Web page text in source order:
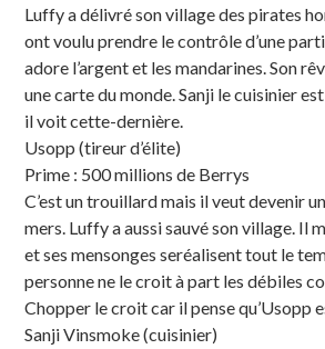
Luffy a délivré son village des pirates
ont voulu prendre le contrôle d’une
adore l’argent et les mandarines. Son
une carte du monde. Sanji le cuisinier
il voit cette-dernière.
Usopp (tireur d’élite)
Prime : 500 millions de Berrys
C’est un trouillard mais il veut devenir
mers. Luffy a aussi sauvé son village. Il
et ses mensonges seréalisent tout le
personne ne le croit à part les débiles
Chopper le croit car il pense qu’Usopp
Sanji Vinsmoke (cuisinier)